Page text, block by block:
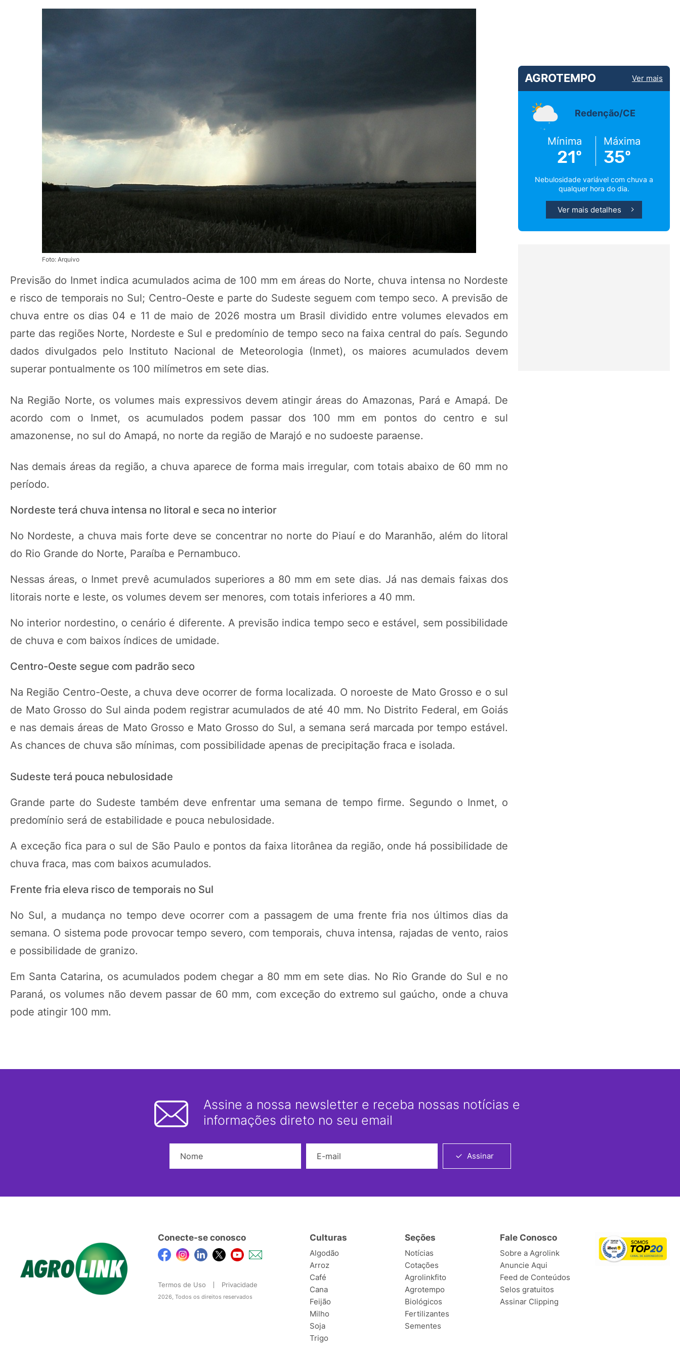
Foto: Arquivo
Previsão do Inmet indica acumulados acima de 100 mm em áreas do Norte, chuva intensa no Nordeste
e risco de temporais no Sul; Centro-Oeste e parte do Sudeste seguem com tempo seco. A previsão de
chuva entre os dias 04 e 11 de maio de 2026 mostra um Brasil dividido entre volumes elevados em
parte das regiões Norte, Nordeste e Sul e predomínio de tempo seco na faixa central do país. Segundo
dados divulgados pelo Instituto Nacional de Meteorologia (Inmet), os maiores acumulados devem
superar pontualmente os 100 milímetros em sete dias.
Na Região Norte, os volumes mais expressivos devem atingir áreas do Amazonas, Pará e Amapá. De
acordo com o Inmet, os acumulados podem passar dos 100 mm em pontos do centro e sul
amazonense, no sul do Amapá, no norte da região de Marajó e no sudoeste paraense.
Nas demais áreas da região, a chuva aparece de forma mais irregular, com totais abaixo de 60 mm no
período.
Nordeste terá chuva intensa no litoral e seca no interior
No Nordeste, a chuva mais forte deve se concentrar no norte do Piauí e do Maranhão, além do litoral
do Rio Grande do Norte, Paraíba e Pernambuco.
Nessas áreas, o Inmet prevê acumulados superiores a 80 mm em sete dias. Já nas demais faixas dos
litorais norte e leste, os volumes devem ser menores, com totais inferiores a 40 mm.
No interior nordestino, o cenário é diferente. A previsão indica tempo seco e estável, sem possibilidade
de chuva e com baixos índices de umidade.
Centro-Oeste segue com padrão seco
Na Região Centro-Oeste, a chuva deve ocorrer de forma localizada. O noroeste de Mato Grosso e o sul
de Mato Grosso do Sul ainda podem registrar acumulados de até 40 mm. No Distrito Federal, em Goiás
e nas demais áreas de Mato Grosso e Mato Grosso do Sul, a semana será marcada por tempo estável.
As chances de chuva são mínimas, com possibilidade apenas de precipitação fraca e isolada.
Sudeste terá pouca nebulosidade
Grande parte do Sudeste também deve enfrentar uma semana de tempo firme. Segundo o Inmet, o
predomínio será de estabilidade e pouca nebulosidade.
A exceção fica para o sul de São Paulo e pontos da faixa litorânea da região, onde há possibilidade de
chuva fraca, mas com baixos acumulados.
Frente fria eleva risco de temporais no Sul
No Sul, a mudança no tempo deve ocorrer com a passagem de uma frente fria nos últimos dias da
semana. O sistema pode provocar tempo severo, com temporais, chuva intensa, rajadas de vento, raios
e possibilidade de granizo.
Em Santa Catarina, os acumulados podem chegar a 80 mm em sete dias. No Rio Grande do Sul e no
Paraná, os volumes não devem passar de 60 mm, com exceção do extremo sul gaúcho, onde a chuva
pode atingir 100 mm.
AGROTEMPO Ver mais
Redenção/CE
Mínima
21º
Máxima
35º
Nebulosidade variável com chuva a
qualquer hora do dia.
Ver mais detalhes
Assine a nossa newsletter e receba nossas notícias e
informações direto no seu email
Assinar
Conecte-se conosco
Termos de Uso Privacidade
2026, Todos os direitos reservados
Culturas
Algodão
Arroz
Café
Cana
Feijão
Milho
Soja
Trigo
Seções
Notícias
Cotações
Agrolinkfito
Agrotempo
Biológicos
Fertilizantes
Sementes
Fale Conosco
Sobre a Agrolink
Anuncie Aqui
Feed de Conteúdos
Selos gratuitos
Assinar Clipping